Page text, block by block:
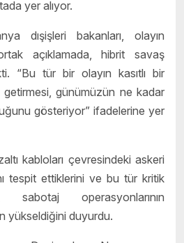
yer alıyor.
dışişleri bakanları, olayın
açıklamada, hibrit savaş
“Bu tür bir olayın kasıtlı bir
günümüzün ne kadar
gösteriyor” ifadelerine yer
kabloları çevresindeki askeri
tespit ettiklerini ve bu tür kritik
sabotaj operasyonlarının
yükseldiğini duyurdu.